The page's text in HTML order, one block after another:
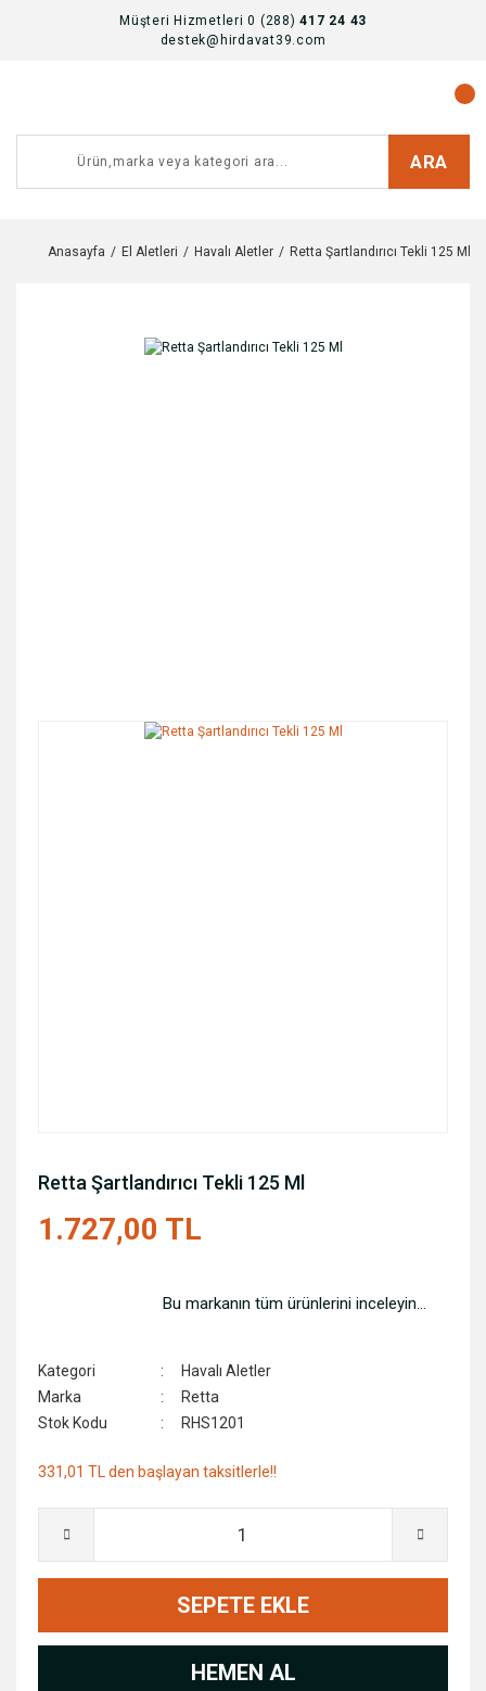
Müşteri Hizmetleri 0 (288)417 24 43
destek@hirdavat39.com
ARA
Anasayfa El Aletleri Havalı Aletler Retta Şartlandırıcı Tekli 125 Ml
Retta Şartlandırıcı Tekli 125 Ml
1.727,00 TL
Bu markanın tüm ürünlerini inceleyin...
Kategori
Havalı Aletler
Marka
Retta
Stok Kodu
RHS1201
331,01 TL den başlayan taksitlerle!!
SEPETE EKLE
HEMEN AL